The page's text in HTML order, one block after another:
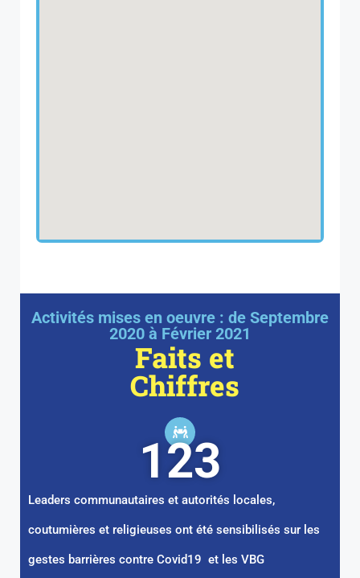
Activités mises en oeuvre : de Septembre
2020 à Février 2021
Faits et
Chiffres
Leaders communautaires et autorités locales,
coutumières et religieuses ont été sensibilisés sur les
gestes barrières contre Covid19 et les VBG
123